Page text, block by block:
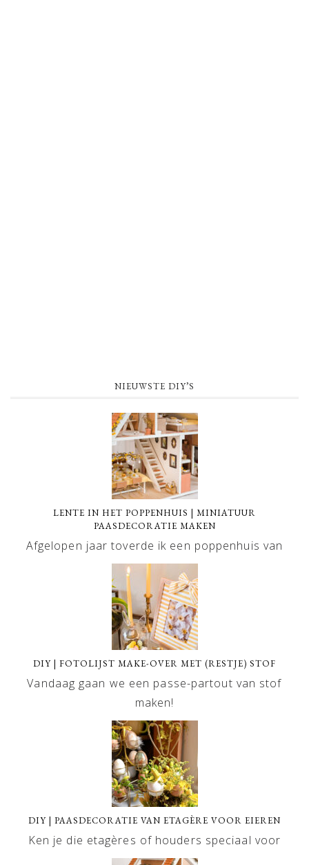
NIEUWSTE DIY’S
LENTE IN HET POPPENHUIS | MINIATUUR
PAASDECORATIE MAKEN
Afgelopen jaar toverde ik een poppenhuis van
DIY | FOTOLIJST MAKE-OVER MET (RESTJE) STOF
Vandaag gaan we een passe-partout van stof
maken!
DIY | PAASDECORATIE VAN ETAGÈRE VOOR EIEREN
Ken je die etagères of houders speciaal voor